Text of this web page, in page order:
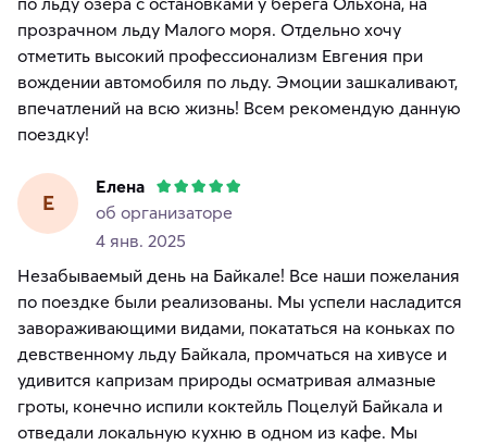
прозрачном льду Малого моря. Отдельно хочу
отметить высокий профессионализм Евгения при
вождении автомобиля по льду. Эмоции зашкаливают,
впечатлений на всю жизнь! Всем рекомендую данную
поездку!
Е
Елена
об организаторе
4 янв. 2025
Незабываемый день на Байкале! Все наши пожелания
по поездке были реализованы. Мы успели насладится
завораживающими видами, покататься на коньках по
девственному льду Байкала, промчаться на хивусе и
удивится капризам природы осматривая алмазные
гроты, конечно испили коктейль Поцелуй Байкала и
отведали локальную кухню в одном из кафе. Мы